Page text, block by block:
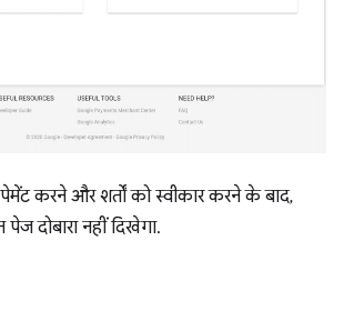
करने और शर्तों को स्वीकार करने के बाद,
दोबारा नहीं दिखेगा.